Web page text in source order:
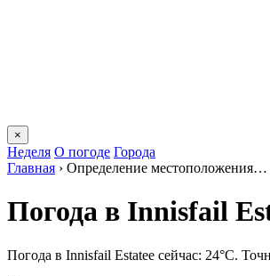
×
Неделя О погоде Города
Главная › Определение местоположения…
Погода в Innisfail
Погода в Innisfail Estateе сейчас: 24°C.